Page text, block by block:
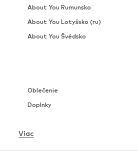
Oblečenie
Doplnky
Viac
About You Rumunsko
About You Lotyšsko (ru)
About You Švédsko